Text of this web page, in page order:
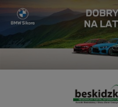
Przejdź
treści